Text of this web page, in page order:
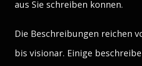
aus Sie schreiben konnen.
Die Beschreibungen reichen
bis visionar. Einige